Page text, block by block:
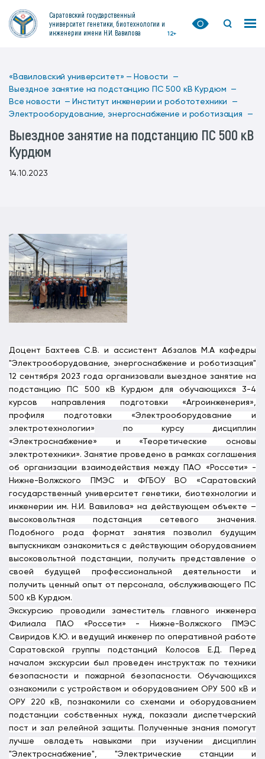
Саратовский государственный
университет генетики, биотехнологии и
инженерии имени Н.И. Вавилова
12+
«Вавиловский университет» — Новости —
Выездное занятие на подстанцию ПС 500 кВ Курдюм —
Все новости — Институт инженерии и робототехники —
Электрооборудование, энергоснабжение и роботизация —
Выездное занятие на подстанцию ПС 500 кВ
Курдюм
14.10.2023
Доцент Бахтеев С.В. и ассистент Абзалов М.А кафедры
"Электрооборудование, энергоснабжение и роботизация"
12 сентября 2023 года организовали выездное занятие на
подстанцию ПС 500 кВ Курдюм для обучающихся 3-4
курсов направления подготовки «Агроинженерия»,
профиля подготовки «Электрооборудование и
электротехнологии»
по курсу дисциплин
«Электроснабжение» и «Теоретические основы
электротехники». Занятие проведено в рамках соглашения
об организации взаимодействия между ПАО «Россети» -
Нижне-Волжского ПМЭС и ФГБОУ ВО «Саратовский
государственный университет генетики, биотехнологии и
инженерии им. Н.И. Вавилова» на действующем объекте –
высоковольтная подстанция сетевого значения.
Подобного рода формат занятия позволил будущим
выпускникам ознакомиться с действующим оборудованием
высоковольтной подстанции, получить представление о
своей будущей профессиональной деятельности и
получить ценный опыт от персонала, обслуживающего ПС
500 кВ Курдюм.
Экскурсию проводили заместитель главного инженера
Филиала ПАО «Россети» - Нижне-Волжского ПМЭС
Свиридов К.Ю. и ведущий инженер по оперативной работе
Саратовской группы подстанций Колосов Е.Д. Перед
началом экскурсии был проведен инструктаж по техники
безопасности и пожарной безопасности. Обучающихся
ознакомили с устройством и оборудованием ОРУ 500 кВ и
ОРУ 220 кВ, познакомили со схемами и оборудованием
подстанции собственных нужд, показали диспетчерский
пост и зал релейной защиты. Полученные знания помогут
лучше овладеть навыками при изучении дисциплин
"Электроснабжение", "Электрические станции и